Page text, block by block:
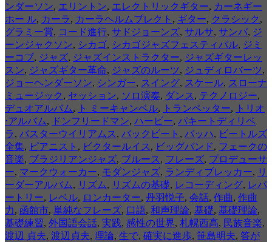
ンダーソン, エリントン, エレクトリックギター, カーネギー
ホー ル, カーラ, カーラヘルムブレクト , ギター, クラシック ,
グラミー賞, コード進行, サドジョーンズ, サルサ, サンバ, ジ
ーンジャクソン, シカゴ, シカゴジャズフェスティバル, ジミ
ーコブ, ジャズ, ジャズインストラクター, ジャズギターレッ
スン, ジャズギター革命, ジャズのルーツ, ジュディロバーツ,
ジョーヘンダーソン, シンガー, スイング, スケール, スローナ
ミュージック , セッション, ソロ演奏, ダンス , テクノロジー,
デュオアルバム, ト ミーキャンベル, トランペッター,
トリオ
⋅アルバム, ドンフリードマン, ハービー, パキートディリベ
ラ, バスターウイリアムス , バックビート , バッハ, ビートルズ
全集, ピアニスト , ビクタールイス , ビッグバンド, フェークの
音楽, ブラジリアンジャズ, ブルース , フレーズ, プロデューサ
ー, マークウォーカー, モダンジャズ, ランディブレッカー, リ
ーダーアルバム, リズム, リズムの基礎, レコーディング, レパ
ートリー, レベル, ロンカーター, 丹羽悦子, 会話, 作曲, 作曲
力, 函館市, 単純なフレーズ, 口語, 和声理論, 基礎, 基礎理論,
基礎練習, 外国語会話, 実践, 感性の世界, 札幌西高, 民族音楽,
渡辺 貞夫, 渡辺貞夫, 理論, 生で, 確実に進歩, 笹島明夫, 答が